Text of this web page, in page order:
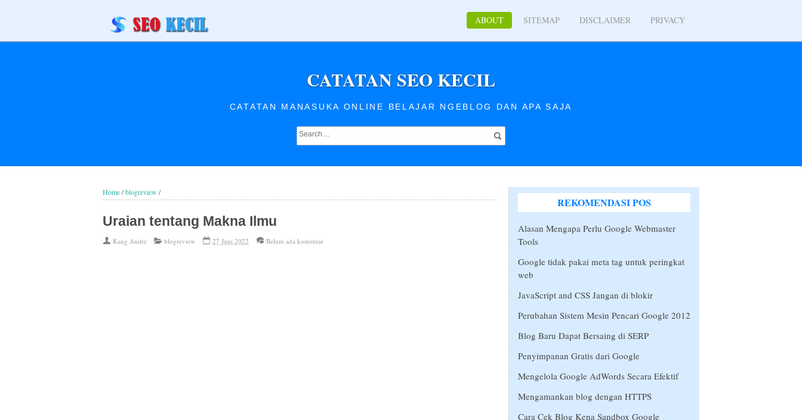
PRIVACY
DISCLAIMER
SITEMAP
ABOUT
CATATAN SEO KECIL
CATATAN MANASUKA ONLINE BELAJAR NGEBLOG DAN APA SAJA
Home/blogreview /
Uraian tentang Makna Ilmu
Kang Andre blogreview 27 Juni 2022 Belum ada komentar
REKOMENDASI POS
Alasan Mengapa Perlu Google Webmaster
Tools
Google tidak pakai meta tag untuk peringkat
web
JavaScript and CSS Jangan di blokir
Perubahan Sistem Mesin Pencari Google 2012
Blog Baru Dapat Bersaing di SERP
Penyimpanan Gratis dari Google
Mengelola Google AdWords Secara Efektif
Mengamankan blog dengan HTTPS
Cara Cek Blog Kena Sandbox Google